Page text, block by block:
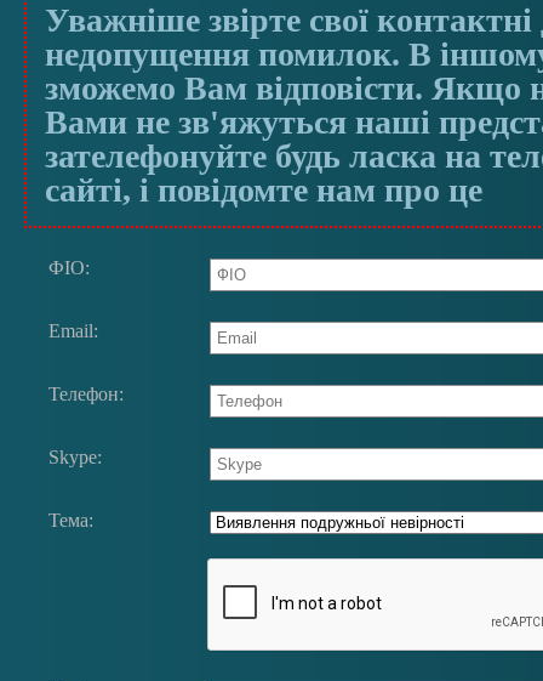
Уважніше звірте свої контактні
недопущення помилок. В
зможемо Вам відповісти. Якщо
Вами не зв'яжуться наші
зателефонуйте будь ласка на
сайті, і повідомте нам про це
ФIО:
Email:
Телефон:
Skype:
Тема: